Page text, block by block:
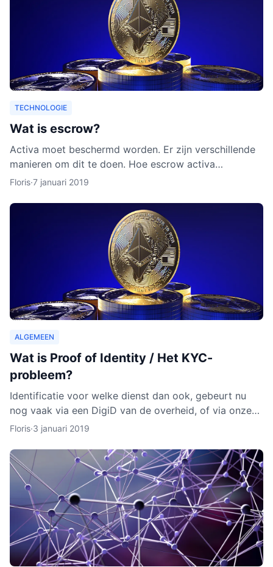
TECHNOLOGIE
Wat is escrow?
Activa moet beschermd worden. Er zijn verschillende
manieren om dit te doen. Hoe escrow activa
beschermt, leggen we uit in dit artikel. Ook leggen we
Floris·7 januari 2019
ALGEMEEN
Wat is Proof of Identity / Het KYC-
probleem?
Identificatie voor welke dienst dan ook, gebeurt nu
nog vaak via een DigiD van de overheid, of via onze
identiteitskaart. In sommige gevallen moeten we zelfs
Floris·3 januari 2019